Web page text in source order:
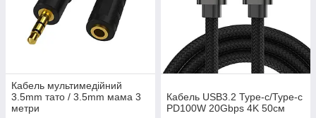
Кабель мультимедійний
3.5mm тато / 3.5mm мама 3
метри
Кабель USB3.2 Type-c/Type-c
PD100W 20Gbps 4K 50см